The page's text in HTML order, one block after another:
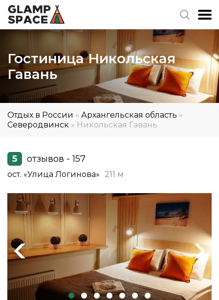
Гостиница Никольская
Гавань
Отдых в России » Архангельская область »
Северодвинск » Никольская Гавань
5 отзывов - 157
ост. «Улица Логинова» 211 м
Previous Next